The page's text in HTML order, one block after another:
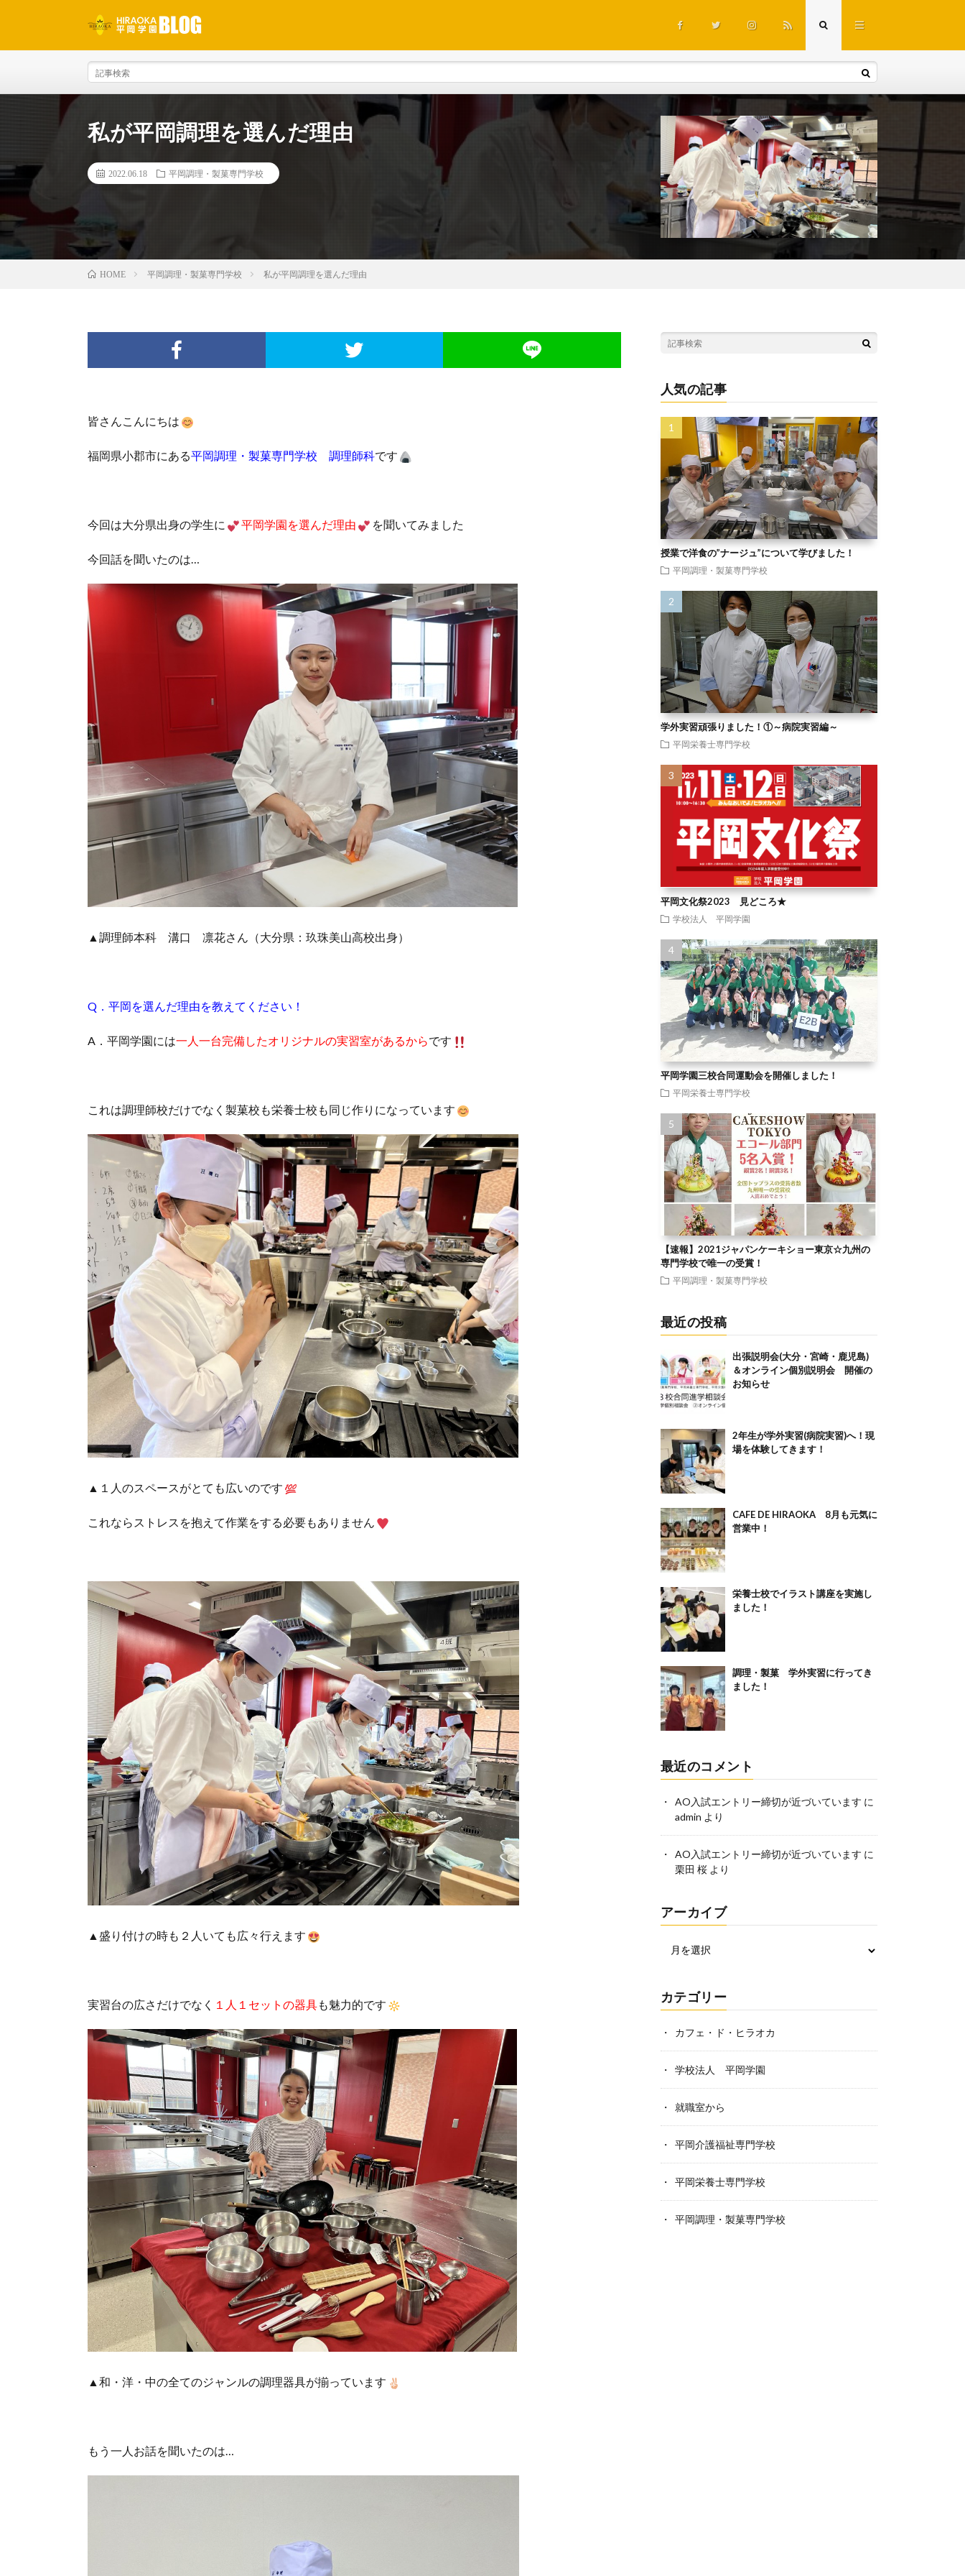
私が平岡調理を選んだ理由
2022.06.18 平岡調理・製菓専門学校
HOME 平岡調理・製菓専門学校 私が平岡調理を選んだ理由
皆さんこんにちは
福岡県小郡市にある平岡調理・製菓専門学校 調理師科です
今回は大分県出身の学生に 平岡学園を選んだ理由 を聞いてみました
今回話を聞いたのは…
▲調理師本科 溝口 凛花さん（大分県：玖珠美山高校出身）
Q．平岡を選んだ理由を教えてください！
A．平岡学園には一人一台完備したオリジナルの実習室があるからです
これは調理師校だけでなく製菓校も栄養士校も同じ作りになっています
▲１人のスペースがとても広いのです
これならストレスを抱えて作業をする必要もありません
▲盛り付けの時も２人いても広々行えます
実習台の広さだけでなく １人１セットの器具も魅力的です
▲和・洋・中の全てのジャンルの調理器具が揃っています
もう一人お話を聞いたのは…
人気の記事
授業で洋食の”ナージュ”について学びました！
平岡調理・製菓専門学校
学外実習頑張りました！①～病院実習編～
平岡栄養士専門学校
平岡文化祭2023 見どころ★
学校法人 平岡学園
平岡学園三校合同運動会を開催しました！
平岡栄養士専門学校
【速報】2021ジャパンケーキショー東京☆九州の
専門学校で唯一の受賞！
平岡調理・製菓専門学校
最近の投稿
出張説明会(大分・宮崎・鹿児島)
＆オンライン個別説明会 開催の
お知らせ
2年生が学外実習(病院実習)へ！現
場を体験してきます！
CAFE DE HIRAOKA 8月も元気に
営業中！
栄養士校でイラスト講座を実施し
ました！
調理・製菓 学外実習に行ってき
ました！
最近のコメント
AO入試エントリー締切が近づいています に
admin より
AO入試エントリー締切が近づいています に
栗田 桜より
アーカイブ
カテゴリー
カフェ・ド・ヒラオカ
学校法人 平岡学園
就職室から
平岡介護福祉専門学校
平岡栄養士専門学校
平岡調理・製菓専門学校